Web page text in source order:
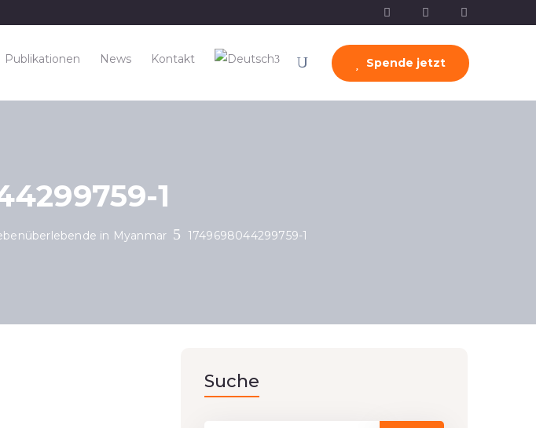
Publikationen News Kontakt Spende jetzt
1
in Myanmar 1749698044299759-1
Suche